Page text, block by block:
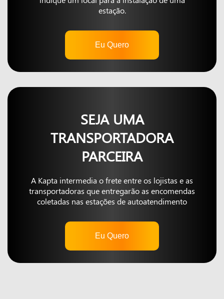
estação.
Eu Quero
SEJA UMA
TRANSPORTADORA
PARCEIRA
A Kapta intermedia o frete entre os lojistas e as
transportadoras que entregarão as encomendas
coletadas nas estações de autoatendimento
Eu Quero